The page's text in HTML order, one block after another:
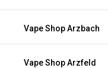
Vape Shop Arzbach
Vape Shop Arzfeld